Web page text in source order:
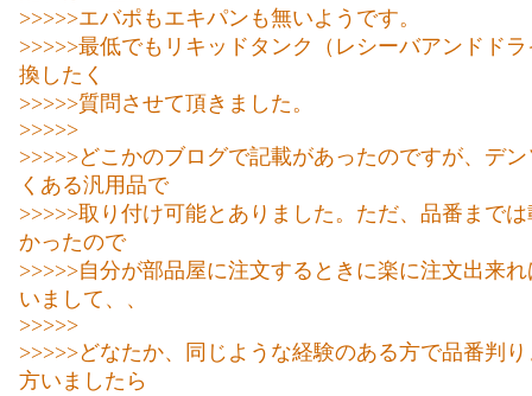
>>>>>エバポもエキパンも無いようです。
>>>>>最低でもリキッドタンク（レシーバアンドド
換したく
>>>>>質問させて頂きました。
>>>>>
>>>>>どこかのブログで記載があったのですが、デ
くある汎用品で
>>>>>取り付け可能とありました。ただ、品番まで
かったので
>>>>>自分が部品屋に注文するときに楽に注文出来
いまして、、
>>>>>
>>>>>どなたか、同じような経験のある方で品番判
方いましたら